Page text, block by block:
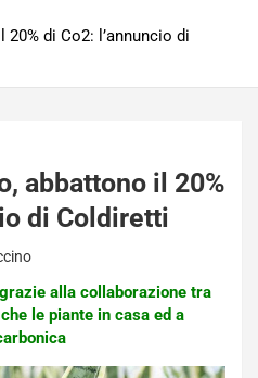
di Co2: l’annuncio di
abbattono il 20%
di Coldiretti
alla collaborazione tra
le piante in casa ed a